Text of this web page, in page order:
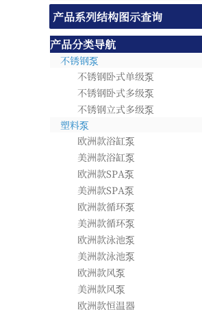
产品系列结构图示查询
产品系列结构图示查询
产品分类导航
不锈钢泵
不锈钢卧式单级泵
不锈钢卧式多级泵
不锈钢立式多级泵
塑料泵
欧洲款浴缸泵
美洲款浴缸泵
欧洲款SPA泵
美洲款SPA泵
欧洲款循环泵
美洲款循环泵
欧洲款泳池泵
美洲款泳池泵
欧洲款风泵
美洲款风泵
欧洲款恒温器